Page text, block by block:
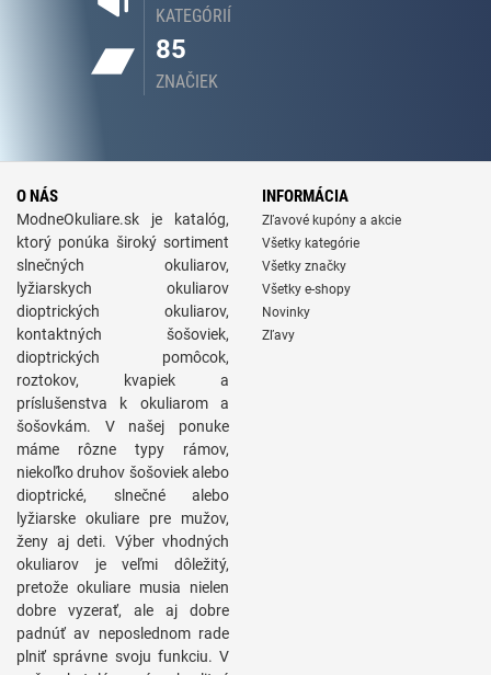
KATEGÓRIÍ
85
ZNAČIEK
O NÁS
ModneOkuliare.sk je katalóg,
ktorý ponúka široký sortiment
slnečných okuliarov,
lyžiarskych okuliarov
dioptrických okuliarov,
kontaktných šošoviek,
dioptrických pomôcok,
roztokov, kvapiek a
príslušenstva k okuliarom a
šošovkám. V našej ponuke
máme rôzne typy rámov,
niekoľko druhov šošoviek alebo
dioptrické, slnečné alebo
lyžiarske okuliare pre mužov,
ženy aj deti. Výber vhodných
okuliarov je veľmi dôležitý,
pretože okuliare musia nielen
dobre vyzerať, ale aj dobre
padnúť av neposlednom rade
plniť správne svoju funkciu. V
INFORMÁCIA
Zľavové kupóny a akcie
Všetky kategórie
Všetky značky
Všetky e-shopy
Novinky
Zľavy